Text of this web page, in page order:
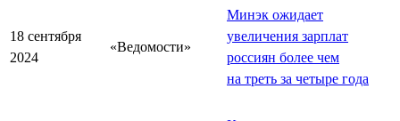
18 сентября
2024
«Ведомости»
Минэк ожидает
увеличения зарплат
россиян более чем
на треть за четыре года